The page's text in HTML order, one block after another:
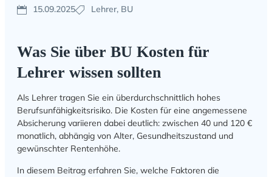
15.09.2025 Lehrer, BU
Was Sie über BU Kosten für
Lehrer wissen sollten
Als Lehrer tragen Sie ein überdurchschnittlich hohes
Berufsunfähigkeitsrisiko. Die Kosten für eine angemessene
Absicherung variieren dabei deutlich: zwischen 40 und 120 €
monatlich, abhängig von Alter, Gesundheitszustand und
gewünschter Rentenhöhe.
In diesem Beitrag erfahren Sie, welche Faktoren die